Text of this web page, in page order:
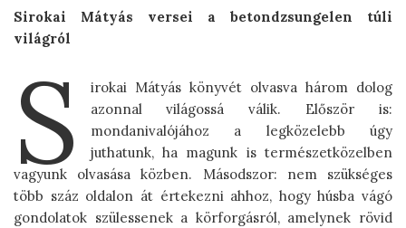
Sirokai Mátyás versei a betondzsungelen túli
világról
S
irokai Mátyás könyvét olvasva három dolog
azonnal világossá válik. Először is:
mondanivalójához a legközelebb úgy
juthatunk, ha magunk is természetközelben
vagyunk olvasása közben. Másodszor: nem szükséges
több száz oldalon át értekezni ahhoz, hogy húsba vágó
gondolatok szülessenek a körforgásról, amelynek rövid